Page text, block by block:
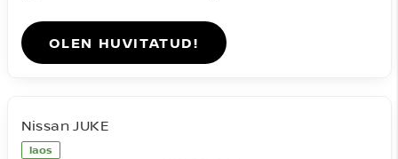
OLEN HUVITATUD!
laos
Nissan JUKE